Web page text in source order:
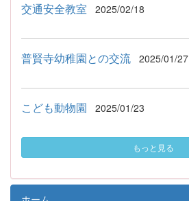
交通安全教室 2025/02/18
普賢寺幼稚園との交流 2025/01/27
こども動物園 2025/01/23
もっと見る